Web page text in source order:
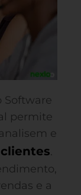
Software
permite
e
.
e a